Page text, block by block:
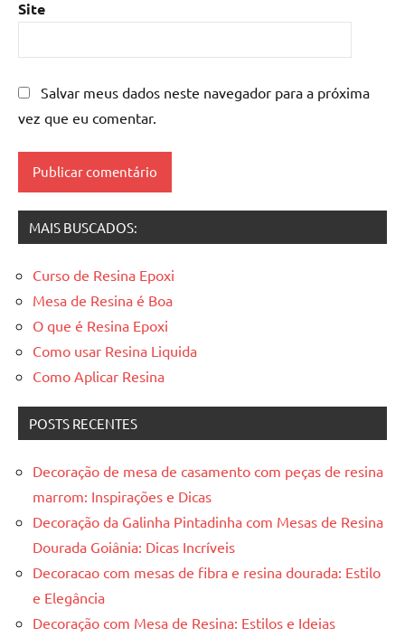
resinada,
madeira
mesas
resinadas
Site
Salvar meus dados neste navegador para a próxima
vez que eu comentar.
MAIS BUSCADOS:
Curso de Resina Epoxi
Mesa de Resina é Boa
O que é Resina Epoxi
Como usar Resina Liquida
Como Aplicar Resina
POSTS RECENTES
Decoração de mesa de casamento com peças de resina
marrom: Inspirações e Dicas
Decoração da Galinha Pintadinha com Mesas de Resina
Dourada Goiânia: Dicas Incríveis
Decoracao com mesas de fibra e resina dourada: Estilo
e Elegância
Decoração com Mesa de Resina: Estilos e Ideias